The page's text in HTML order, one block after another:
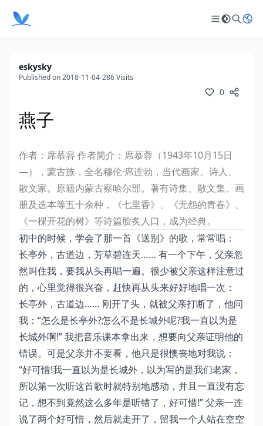
eskysky
Published on 2018-11-04/286 Visits
0
燕子
作者：席慕容 作者简介：席慕蓉（1943年10月15日
—），蒙古族，全名穆伦·席连勃，当代画家、诗人、
散文家。原籍内蒙古察哈尔部。著有诗集、散文集、画
册及选本等五十余种，《七里香》、《无怨的青春》、
《一棵开花的树》等诗篇脍炙人口，成为经典。
初中的时候，学会了那一首《送别》的歌，常常唱：
长亭外，古道边，芳草碧连天…… 有一个下午，父亲忽
然叫住我，要我从头再唱一遍。很少被父亲这样注意过
的，心里觉得很兴奋，赶快再从头来好好地唱一次：
长亭外，古道边…… 刚开了头，就被父亲打断了，他问
我：“怎么是长亭外?怎么不是长城外呢?我一直以为是
长城外啊!” 我把音乐课本拿出来，想要向父亲证明他的
错误。可是父亲并不要看，他只是很懊丧地对我说：
“好可惜!我一直以为是长城外，以为写的是我们老家，
所以第一次听这首歌时就特别地感动，并且一直没有忘
记，想不到竟然这么多年是听错了，好可惜!” 父亲一连
说了两个好可惜，然后就走开了，留我一个人站在空空